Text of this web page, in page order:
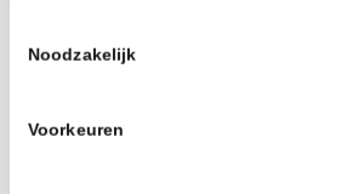
Noodzakelijk
Voorkeuren